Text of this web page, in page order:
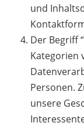
und
Der Begriff
Kategorien
Personen.
unsere